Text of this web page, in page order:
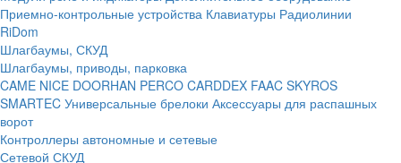
Приемно-контрольные устройства Клавиатуры Радиолинии
RiDom
Шлагбаумы, СКУД
Шлагбаумы, приводы, парковка
CAME NICE DOORHAN PERCO CARDDEX FAAC SKYROS
SMARTEC Универсальные брелоки Аксессуары для распашных
ворот
Контроллеры автономные и сетевые
Сетевой СКУД